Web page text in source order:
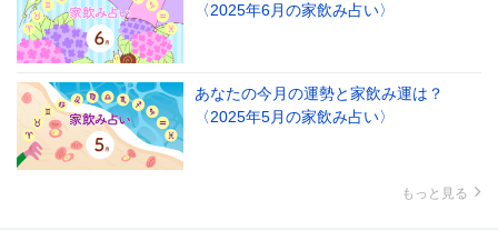
〈2025年6月の家飲み占い〉
あなたの今月の運勢と家飲み運は？
〈2025年5月の家飲み占い〉
もっと見る